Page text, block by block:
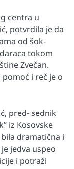
centra u
potvrdila je da
od šok-
tokom
Zvečan.
pomoć i reč je o
pred- sednik
iz Kosovske
dramatična i
jedva uspeo
i potraži